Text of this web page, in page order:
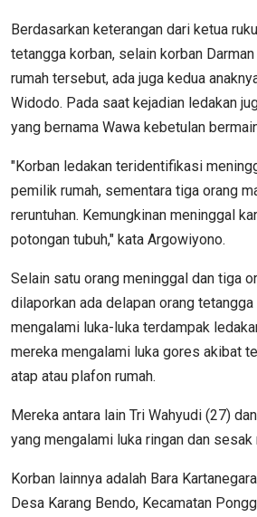
Berdasarkan keterangan dari ketua
tetangga korban, selain korban
rumah tersebut, ada juga kedua
Widodo. Pada saat kejadian ledakan
yang bernama Wawa kebetulan
"Korban ledakan teridentifikasi
pemilik rumah, sementara tiga orang
reruntuhan. Kemungkinan meninggal
potongan tubuh," kata Argowiyono.
Selain satu orang meninggal dan tiga
dilaporkan ada delapan orang
mengalami luka-luka terdampak
mereka mengalami luka gores akibat
atap atau plafon rumah.
Mereka antara lain Tri Wahyudi (27)
yang mengalami luka ringan dan sesak
Korban lainnya adalah Bara
Desa Karang Bendo, Kecamatan